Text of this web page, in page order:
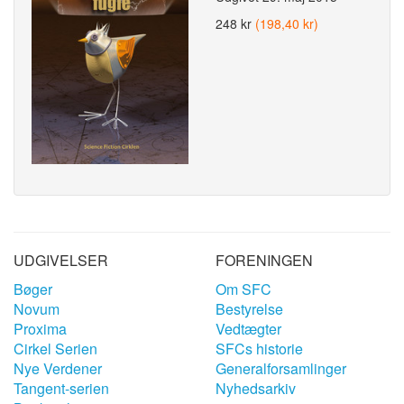
248 kr (198,40 kr)
UDGIVELSER
Bøger
Novum
Proxima
Cirkel Serien
Nye Verdener
Tangent-serien
FORENINGEN
Om SFC
Bestyrelse
Vedtægter
SFCs historie
Generalforsamlinger
Nyhedsarkiv